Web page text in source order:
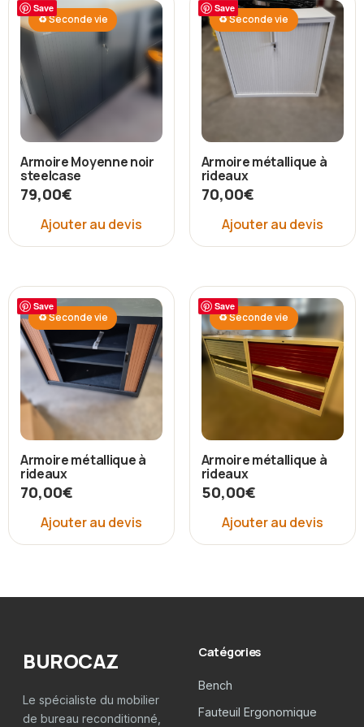
Save
♻ Seconde vie
Armoire Moyenne noir
steelcase
79,00€
Ajouter au devis
Save
♻ Seconde vie
Armoire métallique à
rideaux
70,00€
Ajouter au devis
Save
♻ Seconde vie
Armoire métallique à
rideaux
70,00€
Ajouter au devis
Save
♻ Seconde vie
Armoire métallique à
rideaux
50,00€
Ajouter au devis
BUROCAZ
Le spécialiste du mobilier
de bureau reconditionné,
Catégories
Bench
Fauteuil Ergonomique